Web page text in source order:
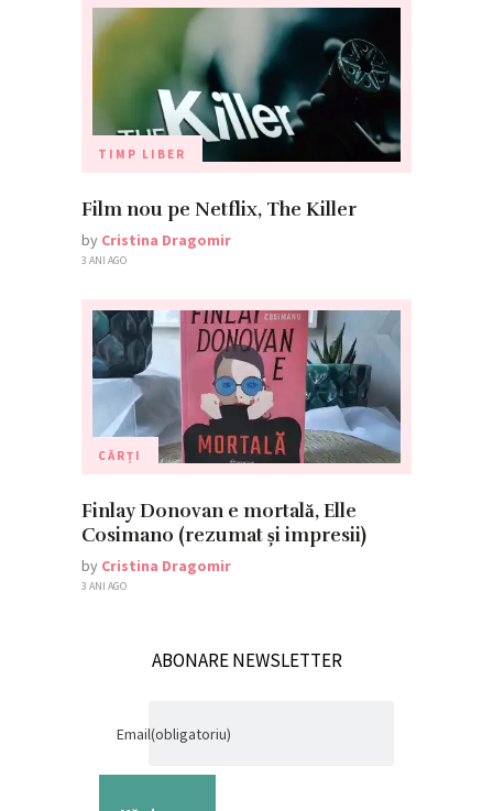
TIMP LIBER
Film nou pe Netflix, The Killer
by Cristina Dragomir
3 ANI AGO
CĂRȚI
Finlay Donovan e mortală, Elle
Cosimano (rezumat și impresii)
by Cristina Dragomir
3 ANI AGO
ABONARE NEWSLETTER
Email(obligatoriu)